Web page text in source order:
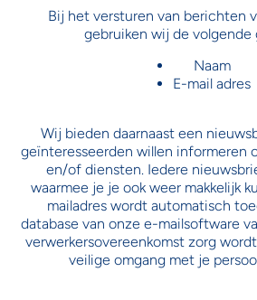
Bij het versturen van berichten
gebruiken wij de volgende
Naam
E-mail adres
Wij bieden daarnaast een
geïnteresseerden willen informeren
en/of diensten. Iedere
waarmee je je ook weer makkelijk
mailadres wordt automatisch
database van onze e-mailsoftware
verwerkersovereenkomst zorg
veilige omgang met je